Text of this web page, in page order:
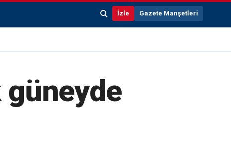
İzle Gazete Manşetleri
güneyde